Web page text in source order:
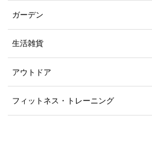
ガーデン
生活雑貨
アウトドア
フィットネス・トレーニング